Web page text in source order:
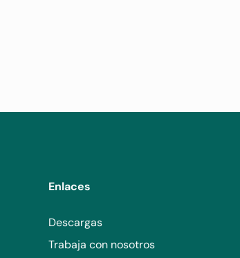
Enlaces
Descargas
Trabaja con nosotros